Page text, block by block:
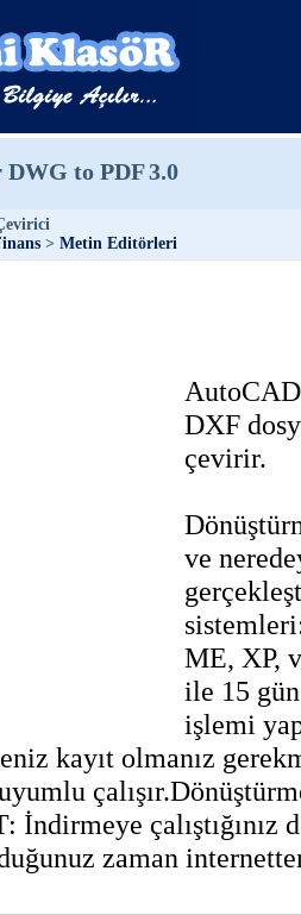
DWG to PDF3.0
> Metin Editörleri
DXF
çevirir.
ve
ME, XP,
ile 15
işlemi
kayıt olmanız
İndirmeye
zaman